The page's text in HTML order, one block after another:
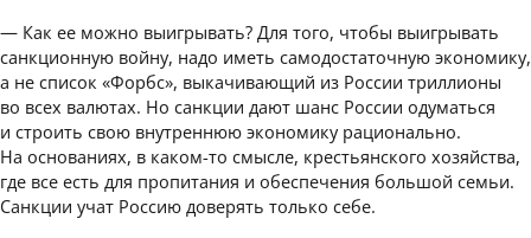
— Как ее можно выигрывать? Для того, чтобы выигрывать
санкционную войну, надо иметь самодостаточную экономику,
а не список «Форбс», выкачивающий из России триллионы
во всех валютах. Но санкции дают шанс России одуматься
и строить свою внутреннюю экономику рационально.
На основаниях, в каком-то смысле, крестьянского хозяйства,
где все есть для пропитания и обеспечения большой семьи.
Санкции учат Россию доверять только себе.